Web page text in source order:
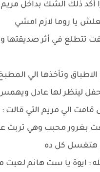
أكد ذلك الشك بداخل
يا روما لازم امشي
تتطلع في أثر
وتأخذها الي
الحفل لينظر لها عادل
قامت الي مريم التي
بغرور محبب وهي تربت
هتغسل كل ده
: ايوة يا ست هانم لعبت